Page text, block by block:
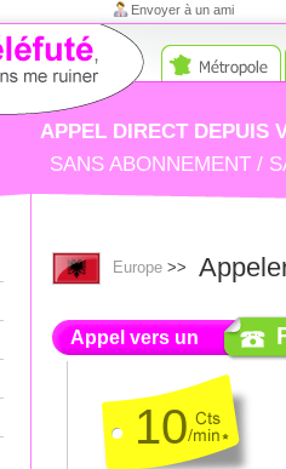
Envoyer à un ami
APPEL DIRECT DEPUIS
SANS ABONNEMENT /
Europe >>
Appel vers un
10